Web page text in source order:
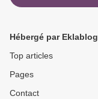
Βάλιας
Hébergé par Eklablog
Top articles
Pages
Contact